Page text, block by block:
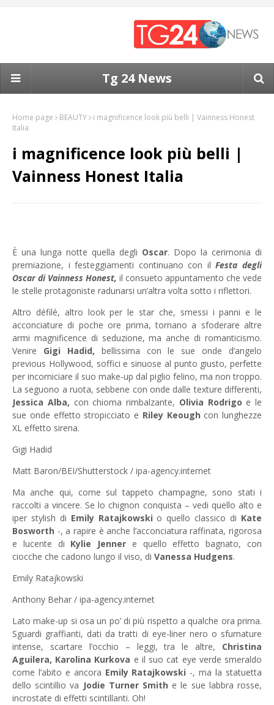
Tg 24 News
Home page BEAUTY
i magnificence look più belli | Vainness Honest
Italia
i magnificence look più belli |
Vainness Honest Italia
È una lunga notte quella degli Oscar. Dopo la cerimonia di
premiazione, i festeggiamenti continuano con ilFesta degli
Oscar di Vainness Honest, il consueto appuntamento che vede
le stelle protagoniste radunarsi un’altra volta sotto i riflettori.
Altro défilé, altro look per le star che, smessi i panni e le
acconciature di poche ore prima, tornano a sfoderare altre
armi magnificence di seduzione, ma anche di romanticismo.
Venire Gigi Hadid, bellissima con le sue onde d’angelo
previous Hollywood, soffici e sinuose al punto giusto, perfette
per incorniciare il suo make-up dal piglio felino, ma non troppo.
La seguono a ruota, sebbene con onde dalle texture differenti,
Jessica Alba, con chioma rimbalzante, Olivia Rodrigo e le
sue onde effetto stropicciato e Riley Keough con lunghezze
XL effetto sirena.
Gigi Hadid
Matt Baron/BEI/Shutterstock / ipa-agency.internet
Ma anche qui, come sul tappeto champagne, sono stati i
raccolti a vincere. Se lo chignon conquista – vedi quello alto e
iper stylish di Emily Ratajkowski o quello classico di Kate
Bosworth -, a rapire è anche l’acconciatura raffinata, rigorosa
e lucente di Kylie Jenner e quello effetto bagnato, con
ciocche che cadono lungo il viso, di Vanessa Hudgens.
Emily Ratajkowski
Anthony Behar / ipa-agency.internet
Lato make-up si osa un po’ di più rispetto a qualche ora prima.
Sguardi graffianti, dati da tratti di eye-liner nero o sfumature
intense, scartare l’occhio – leggi, tra le altre, Christina
Aguilera, Karolina Kurkova e il suo cat eye verde smeraldo
come l’abito e ancora Emily Ratajkowski -, ma la statuetta
dello scintillio va Jodie Turner Smith e le sue labbra rosse,
incrostate di effetti scintillanti. Oh!